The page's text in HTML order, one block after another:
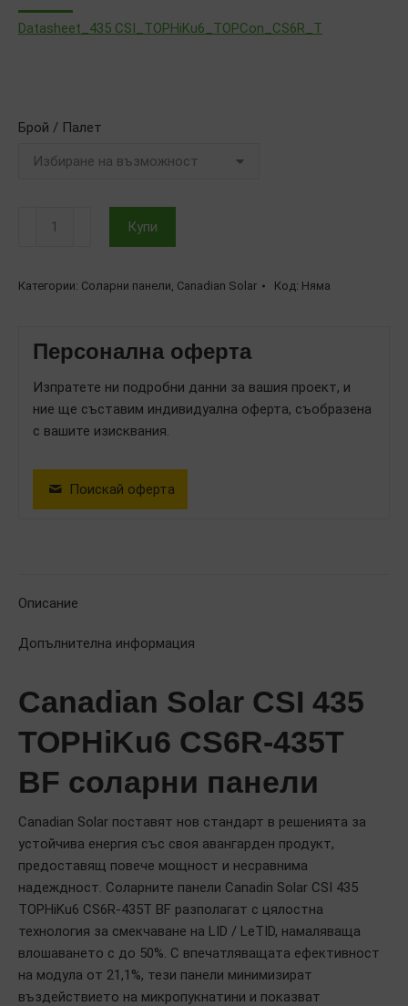
through
Datasheet_435 CSI_TOPHiKu6_TOPCon_CS6R_T
Брой / Палет
панел
CSI
TOPHiKu6
CS6R-
435T
Купи
Категории: Соларни панели, Canadian Solar Код: Няма
Персонална оферта
Изпратете ни подробни данни за вашия проект, и
ние ще съставим индивидуална оферта, съобразена
с вашите изисквания.
Поискай оферта
Описание
Допълнителна информация
Canadian Solar CSI 435
TOPHiKu6 CS6R-435T
BF соларни панели
Canadian Solar поставят нов стандарт в решенията за
устойчива енергия със своя авангарден продукт,
предоставящ повече мощност и несравнима
надеждност. Соларните панели Canadin Solar CSI 435
TOPHiKu6 CS6R-435T BF разполагат с цялостна
технология за смекчаване на LID / LeTID, намаляваща
влошаването с до 50%. С впечатляващата ефективност
на модула от 21,1%, тези панели минимизират
въздействието на микропукнатини и показват